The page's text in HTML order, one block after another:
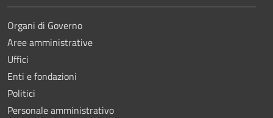
Organi di Governo
Aree amministrative
Uffici
Enti e fondazioni
Politici
Personale amministrativo